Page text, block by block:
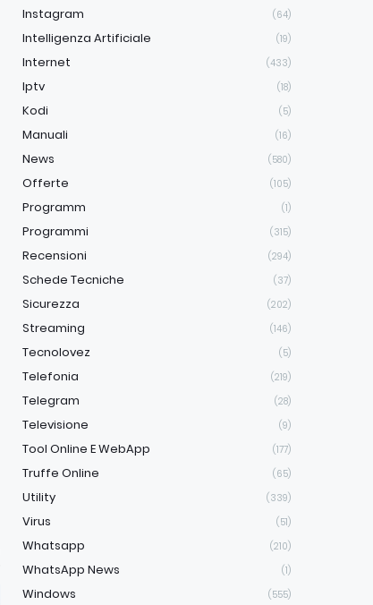
Instagram (64)
Intelligenza Artificiale (19)
Internet (433)
Iptv (18)
Kodi (5)
Manuali (16)
News (580)
Offerte (105)
Programm (1)
Programmi (315)
Recensioni (294)
Schede Tecniche (37)
Sicurezza (202)
Streaming (146)
Tecnolovez (5)
Telefonia (219)
Telegram (28)
Televisione (9)
Tool Online E WebApp (177)
Truffe Online (65)
Utility (339)
Virus (51)
Whatsapp (210)
WhatsApp News (1)
Windows (555)